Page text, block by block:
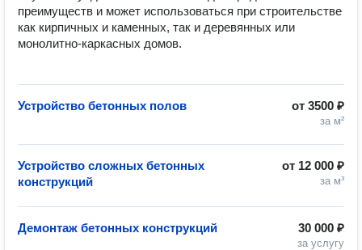
преимуществ и может использоваться при строительстве
как кирпичных и каменных, так и деревянных или
монолитно-каркасных домов.
от 3500 ₽
за м²
Устройство бетонных полов
от 12 000 ₽
за м³
Устройство сложных бетонных
конструкций
30 000 ₽
за услугу
Демонтаж бетонных конструкций